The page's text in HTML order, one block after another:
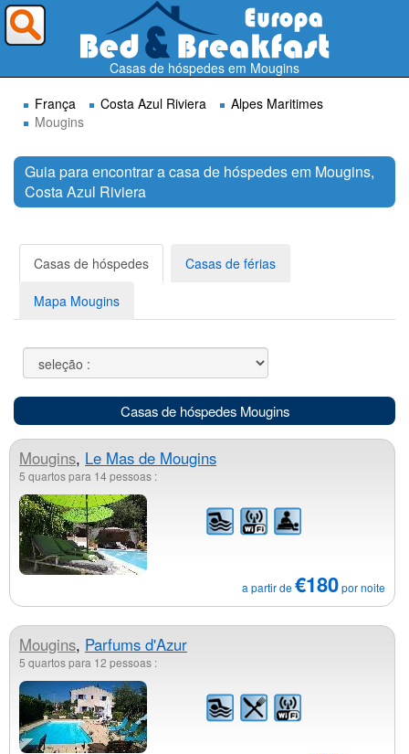
Casas de hóspedes em Mougins
França
Costa Azul Riviera
Alpes Maritimes
Mougins
Guia para encontrar a casa de hóspedes em Mougins,
Costa Azul Riviera
Casas de hóspedes Casas de férias
Mapa Mougins
Casas de hóspedes Mougins
Mougins, Le Mas de Mougins
5 quartos para 14 pessoas :
a partir de€180por noite
Mougins, Parfums d'Azur
5 quartos para 12 pessoas :
Para onde deseja ir ?
Procurar